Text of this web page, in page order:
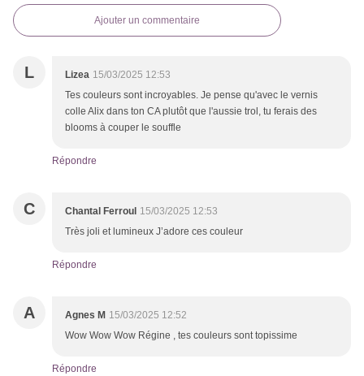
Ajouter un commentaire
L Lizea 15/03/2025 12:53
Tes couleurs sont incroyables. Je pense qu'avec le vernis
colle Alix dans ton CA plutôt que l'aussie trol, tu ferais des
blooms à couper le souffle
Répondre
C Chantal Ferroul 15/03/2025 12:53
Très joli et lumineux J’adore ces couleur
Répondre
A Agnes M 15/03/2025 12:52
Wow Wow Wow Régine , tes couleurs sont topissime
Répondre